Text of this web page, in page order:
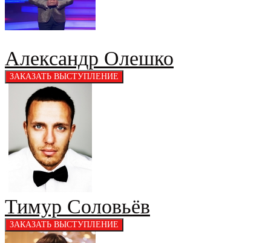
Александр Олешко
Тимур Соловьёв